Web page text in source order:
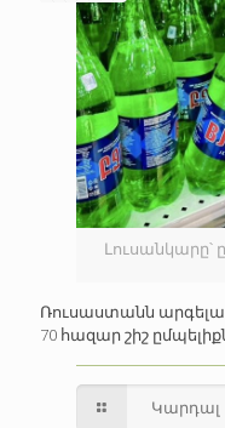
Լուսանկարը՝
Ռուսաստանն
70 հազար շիշ
Կարդալ